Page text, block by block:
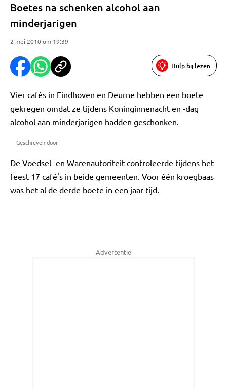
Boetes na schenken alcohol aan
minderjarigen
2 mei 2010 om 19:39
Hulp bij lezen
Vier cafés in Eindhoven en Deurne hebben een boete
gekregen omdat ze tijdens Koninginnenacht en -dag
alcohol aan minderjarigen hadden geschonken.
Geschreven door
De Voedsel- en Warenautoriteit controleerde tijdens het
feest 17 café's in beide gemeenten. Voor één kroegbaas
was het al de derde boete in een jaar tijd.
Advertentie